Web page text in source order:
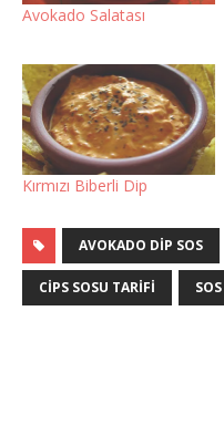
Avokado Salatası
Kırmızı Biberli Dip
AVOKADO DIP SOS
CIPS SOSU TARIFI